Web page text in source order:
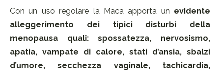
Con un uso regolare la Maca apporta un evidente
alleggerimento dei tipici disturbi della
menopausa quali: spossatezza, nervosismo,
apatia, vampate di calore, stati d’ansia, sbalzi
d’umore, secchezza vaginale, tachicardia,